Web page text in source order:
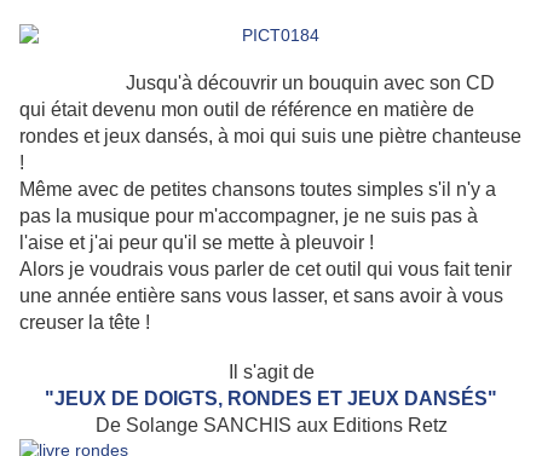
Jusqu'à découvrir un bouquin avec son CD
qui était devenu mon outil de référence en matière de
rondes et jeux dansés, à moi qui suis une piètre chanteuse
!
Même avec de petites chansons toutes simples s'il n'y a
pas la musique pour m'accompagner, je ne suis pas à
l'aise et j'ai peur qu'il se mette à pleuvoir !
Alors je voudrais vous parler de cet outil qui vous fait tenir
une année entière sans vous lasser, et sans avoir à vous
creuser la tête !
Il s'agit de
"JEUX DE DOIGTS, RONDES ET JEUX DANSÉS"
De Solange SANCHIS aux Editions Retz